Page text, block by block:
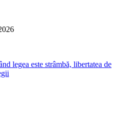
legea este strâmbă, libertatea de